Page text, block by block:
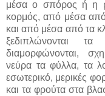
μέσα ο σπόρος ή η
κορμός, από μέσα
και από μέσα από τα
ξεδιπλώνονται
διαμορφώνονται,
νεύρα τα φύλλα, τα
εσωτερικό, μερικές
και τα φρούτα στα